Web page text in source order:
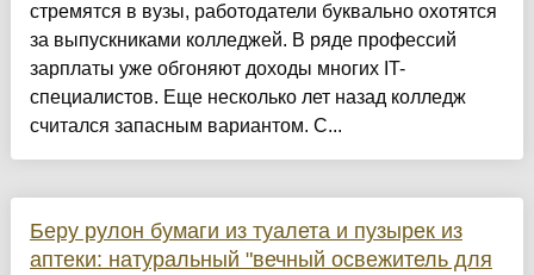
стремятся в вузы, работодатели буквально охотятся
за выпускниками колледжей. В ряде профессий
зарплаты уже обгоняют доходы многих IT-
специалистов. Еще несколько лет назад колледж
считался запасным вариантом. С...
Беру рулон бумаги из туалета и пузырек из
аптеки: натуральный "вечный освежитель для